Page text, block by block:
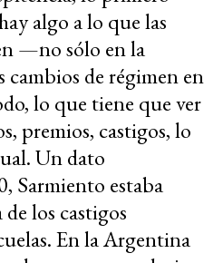
algo a lo que las
—no sólo en la
de régimen en
lo que tiene que ver
premios, castigos, lo
Un dato
Sarmiento estaba
los castigos
En la Argentina